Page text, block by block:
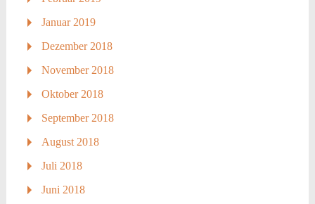
Januar 2019
Dezember 2018
November 2018
Oktober 2018
September 2018
August 2018
Juli 2018
Juni 2018